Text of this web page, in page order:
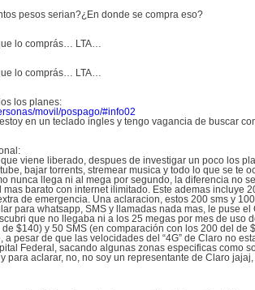
pesos serian?¿En donde se compra eso?
lo comprás… LTA…
lo comprás… LTA…
los planes:
movil/pospago/#info02
en un teclado ingles y tengo vagancia de buscar
viene liberado, despues de investigar un poco los
bajar torrents, stremear musica y todo lo que se te
nunca llega ni al mega por segundo, la diferencia no
barato con internet ilimitado. Este ademas incluye
de emergencia. Una aclaracion, estos 200 sms y
para whatsapp, SMS y llamadas nada mas, le puse
que no llegaba ni a los 25 megas por mes de uso
$140) y 50 SMS (en comparación con los 200 del de
a pesar de que las velocidades del “4G” de Claro no
Federal, sacando algunas zonas especificas como
para aclarar, no, no soy un representante de Claro